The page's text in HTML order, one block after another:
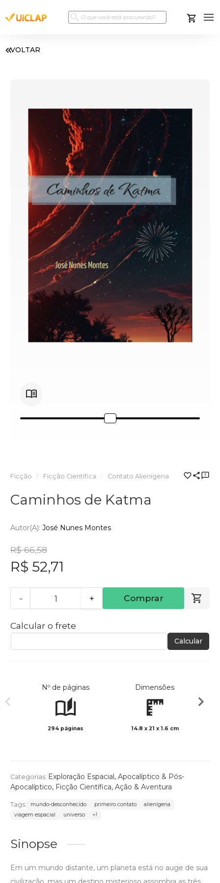
VOLTAR
Ficção Ficção Científica Contato Alienígena
Caminhos de Katma
Autor(a): José Nunes Montes
R$ 66,58
R$ 52,71
- + Comprar
Calcular o frete
Calcular
Nº de páginas
294 páginas
Dimensões
14.8 x 21 x 1.6 cm
Categorias: Exploração Espacial, Apocalíptico & Pós-
Apocalíptico, Ficção Científica, Ação & Aventura
Tags: mundo-desconhecido primeiro contato
alienígena
viagem espacial
universo +1
Sinopse
Em um mundo distante, um planeta está no auge de sua